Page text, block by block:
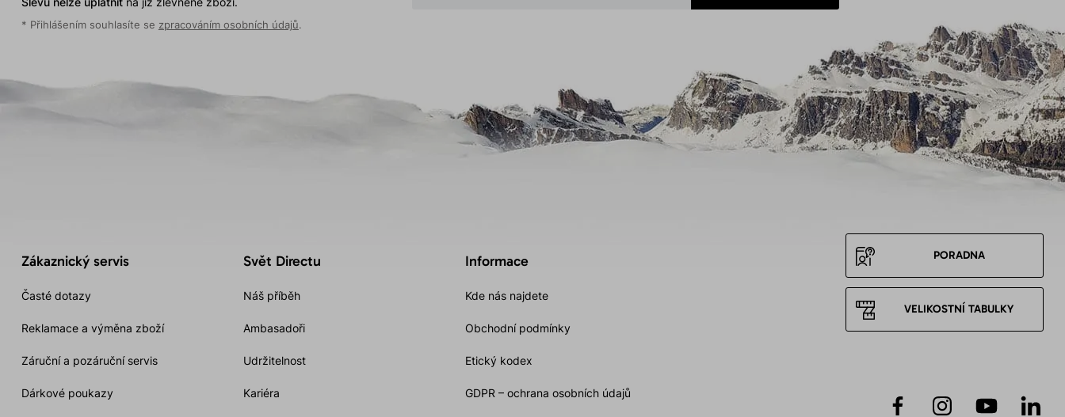
* Přihlášením souhlasíte se zpracováním osobních údajů.
Zákaznický servis
Časté dotazy
Reklamace a výměna zboží
Záruční a pozáruční servis
Dárkové poukazy
Svět Directu
Náš příběh
Ambasadoři
Udržitelnost
Kariéra
Informace
Kde nás najdete
Obchodní podmínky
Etický kodex
GDPR – ochrana osobních údajů
PORADNA
VELIKOSTNÍ TABULKY